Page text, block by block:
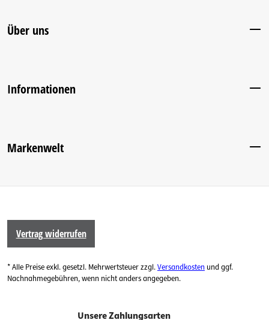
Über uns
Informationen
Markenwelt
Vertrag widerrufen
* Alle Preise exkl. gesetzl. Mehrwertsteuer zzgl.Versandkosten und ggf.
Nachnahmegebühren, wenn nicht anders angegeben.
Unsere Zahlungsarten